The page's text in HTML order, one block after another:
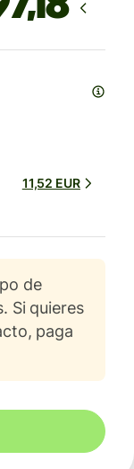
11,52 EUR
de
Si quieres
paga